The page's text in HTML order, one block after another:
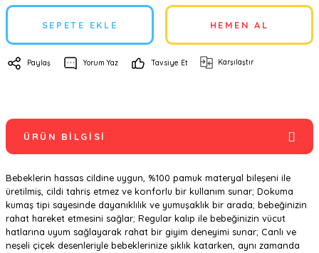
SEPETE EKLE HEMEN AL
Paylaş Yorum Yaz Tavsiye Et Karşılaştır
ÜRÜN BILGISI
Bebeklerin hassas cildine uygun, %100 pamuk materyal bileşeni ile
üretilmiş, cildi tahriş etmez ve konforlu bir kullanım sunar; Dokuma
kumaş tipi sayesinde dayanıklılık ve yumuşaklık bir arada; bebeğinizin
rahat hareket etmesini sağlar; Regular kalıp ile bebeğinizin vücut
hatlarına uyum sağlayarak rahat bir giyim deneyimi sunar; Canlı ve
neşeli çiçek desenleriyle bebeklerinize şıklık katarken, aynı zamanda